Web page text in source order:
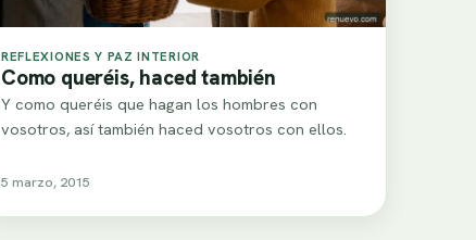
REFLEXIONES Y PAZ INTERIOR
Como queréis, haced también
Y como queréis que hagan los hombres con
vosotros, así también haced vosotros con ellos.
5 marzo, 2015